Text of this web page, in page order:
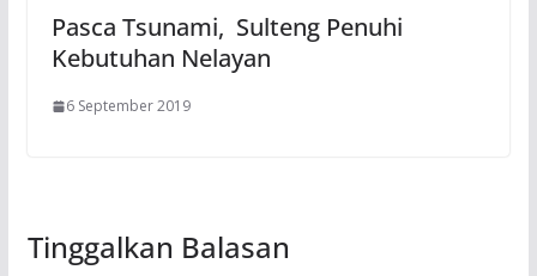
Pasca Tsunami, Sulteng Penuhi
Kebutuhan Nelayan
6 September 2019
Tinggalkan Balasan